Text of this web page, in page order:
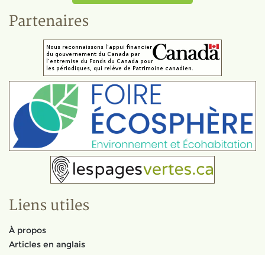
Partenaires
Liens utiles
À propos
Articles en anglais